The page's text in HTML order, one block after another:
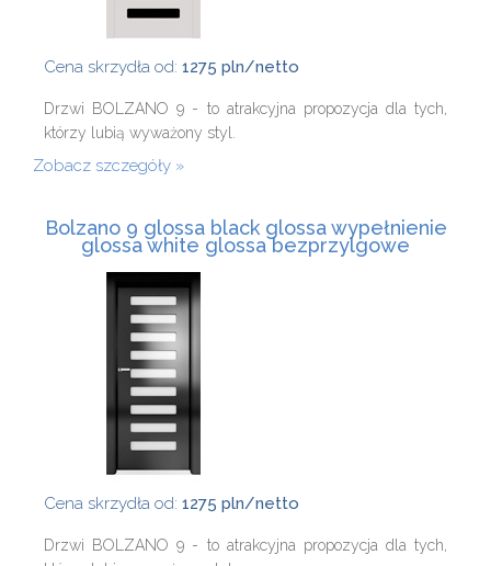
Cena skrzydła od: 1275 pln/netto
Drzwi BOLZANO 9 - to atrakcyjna propozycja dla tych,
którzy lubią wyważony styl.
Zobacz szczegóły
Bolzano 9 glossa black glossa wypełnienie
glossa white glossa bezprzylgowe
Cena skrzydła od: 1275 pln/netto
Drzwi BOLZANO 9 - to atrakcyjna propozycja dla tych,